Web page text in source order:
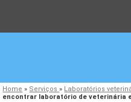
Home » Serviços» Laboratórios
encontrar laboratório de veterinária